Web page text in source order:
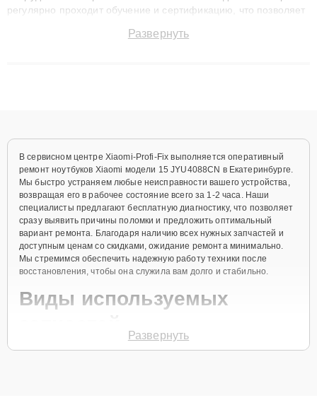
регулярно проходит обучение и сертификацию, что позволяет
технику с сохранением гарантии до 3 лет. Наши мастера
Развернуть
В сервисном центре Xiaomi-Profi-Fix выполняется оперативный
ремонт ноутбуков Xiaomi модели 15 JYU4088CN в Екатеринбурге.
Мы быстро устраняем любые неисправности вашего устройства,
возвращая его в рабочее состояние всего за 1-2 часа. Наши
специалисты предлагают бесплатную диагностику, что позволяет
сразу выявить причины поломки и предложить оптимальный
вариант ремонта. Благодаря наличию всех нужных запчастей и
доступным ценам со скидками, ожидание ремонта минимально.
Мы стремимся обеспечить надежную работу техники после
восстановления, чтобы она служила вам долго и стабильно.
Виды используемых
Развернуть